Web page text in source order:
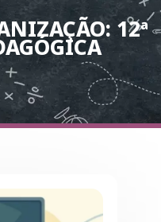
12ª